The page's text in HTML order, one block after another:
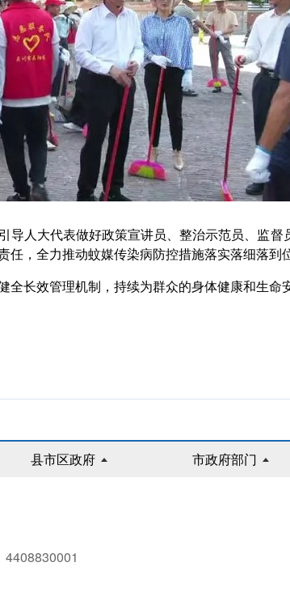
人大代表做好政策宣讲员、整治示范员、监督
，全力推动蚊媒传染病防控措施落实落细落到
效管理机制，持续为群众的身体健康和生命
县市区政府 市政府部门
4408830001